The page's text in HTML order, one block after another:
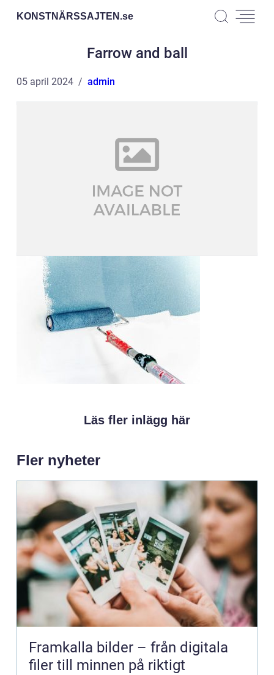
KONSTNÄRSSAJTEN.se
Farrow and ball
05 april 2024 admin
Läs fler inlägg här
Fler nyheter
Framkalla bilder – från digitala
filer till minnen på riktigt